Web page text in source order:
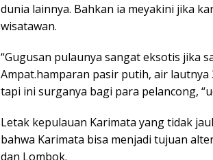
dunia lainnya. Bahkan ia meyakini jika
wisatawan.
“Gugusan pulaunya sangat eksotis jika
Ampat.hamparan pasir putih, air
tapi ini surganya bagi para pelancong,
Letak kepulauan Karimata yang tidak
bahwa Karimata bisa menjadi tujuan
dan Lombok.